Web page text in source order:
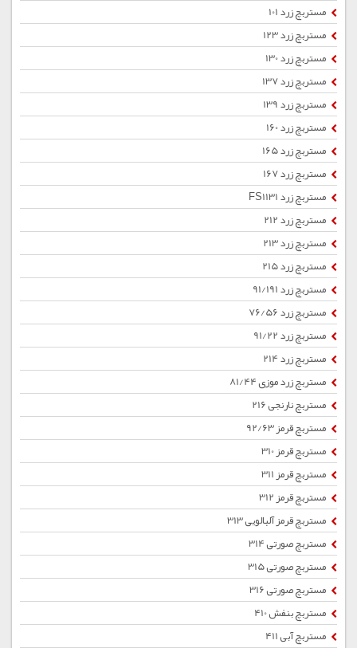
مستربچ زرد 101
مستربچ زرد 123
مستربچ زرد 130
مستربچ زرد 137
مستربچ زرد 139
مستربچ زرد 160
مستربچ زرد 165
مستربچ زرد 167
مستربچ زرد FS1131
مستربچ زرد 212
مستربچ زرد 213
مستربچ زرد 215
مستربچ زرد 91/191
مستربچ زرد 76/56
مستربچ زرد 91/22
مستربچ زرد 214
مستربچ زرد موزی 81/44
مستربچ نارنجی 216
مستربچ قرمز 92/63
مستربچ قرمز 310
مستربچ قرمز 311
مستربچ قرمز 312
مستربچ قرمز آلبالویی 313
مستربچ صورتی 314
مستربچ صورتی 315
مستربچ صورتی 316
مستربچ بنفش 410
مستربچ آبی 411